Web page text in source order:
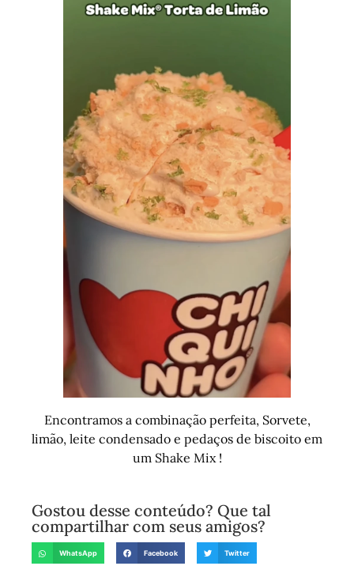
Encontramos a combinação perfeita, Sorvete,
limão, leite condensado e pedaços de biscoito em
um Shake Mix !
Gostou desse conteúdo? Que tal
compartilhar com seus amigos?
WhatsApp Facebook Twitter